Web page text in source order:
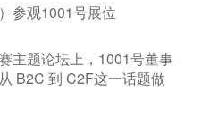
参观1001号展位
主题论坛上，1001号董事
B2C 到 C2F这一话题做